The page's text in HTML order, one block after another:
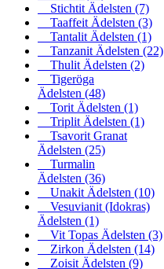
Stichtit Ädelsten (7)
Taaffeit Ädelsten (3)
Tantalit Ädelsten (1)
Tanzanit Ädelsten (22)
Thulit Ädelsten (2)
Tigeröga
Ädelsten (48)
Torit Ädelsten (1)
Triplit Ädelsten (1)
Tsavorit Granat
Ädelsten (25)
Turmalin
Ädelsten (36)
Unakit Ädelsten (10)
Vesuvianit (Idokras)
Ädelsten (1)
Vit Topas Ädelsten (3)
Zirkon Ädelsten (14)
Zoisit Ädelsten (9)